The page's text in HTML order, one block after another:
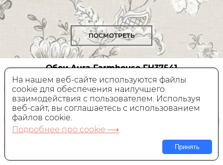
ПОСМОТРЕТЬ
Обои Aura FarmhouseFH37541
Виниловые,Южная Корея, 0,53x10 м
Цена:
4 990 руб.
В КОРЗИНУ
На нашем веб-сайте используются файлы
cookie для обеспечения наилучшего
взаимодействия с пользователем. Используя
веб-сайт, вы соглашаетесь с использованием
файлов cookie.
Подробнее про cookie ⟶
Принять